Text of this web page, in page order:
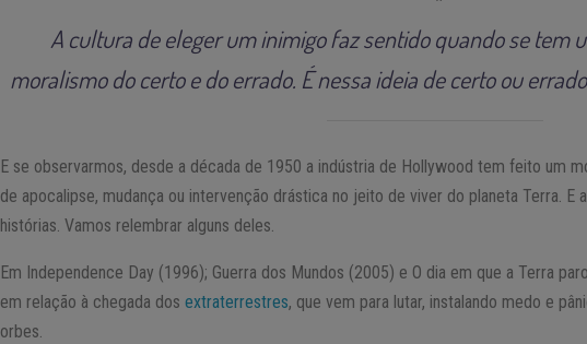
A cultura de eleger um inimigo faz sentido quando se tem
moralismo do certo e do errado. É nessa ideia de certo ou
E se observarmos, desde a década de 1950 a indústria de Hollywood tem feito um
de apocalipse, mudança ou intervenção drástica no jeito de viver do planeta Terra. E
histórias. Vamos relembrar alguns deles.
Em Independence Day (1996); Guerra dos Mundos (2005) e O dia em que a Terra
em relação à chegada dosextraterrestres, que vem para lutar, instalando medo e
orbes.